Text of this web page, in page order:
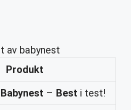
av babynest
Produkt
Babynest – Best i test!